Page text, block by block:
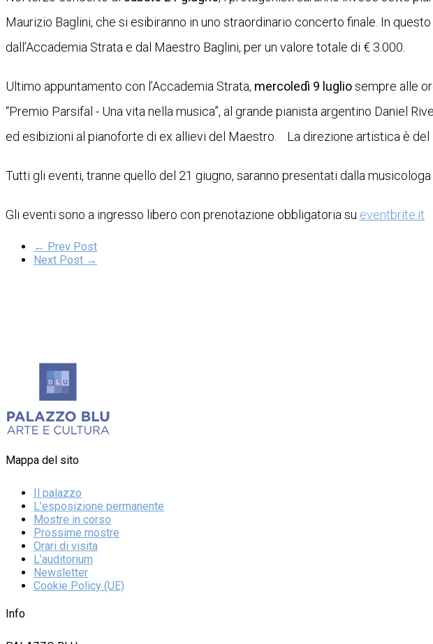
Maurizio Baglini, che si esibiranno in uno straordinario concerto finale. In
dall’Accademia Strata e dal Maestro Baglini, per un valore totale di € 3.000.
Ultimo appuntamento con l’Accademia Strata, mercoledì 9 lugliosempre alle
“Premio Parsifal - Una vita nella musica”, al grande pianista argentino Daniel
ed esibizioni al pianoforte di ex allievi del Maestro. La direzione artistica è del
Tutti gli eventi, tranne quello del 21 giugno, saranno presentati dalla musicologa
Gli eventi sono a ingresso libero con prenotazione obbligatoria su eventbrite.it
← Prev Post
Next Post →
Mappa del sito
Il palazzo
L’esposizione permanente
Mostre in corso
Prossime mostre
Orari di visita
L’auditorium
Newsletter
Cookie Policy (UE)
Info